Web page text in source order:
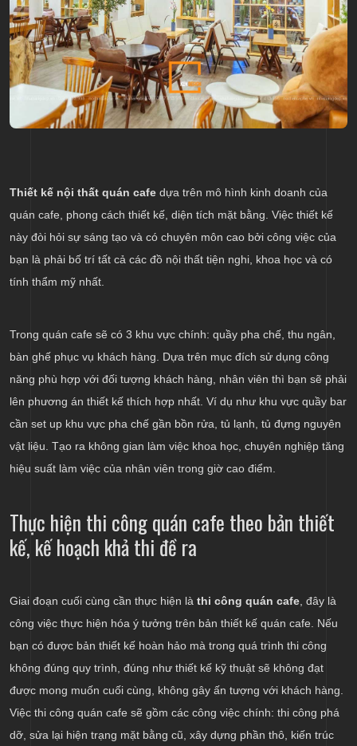
Thiết kế nội thất quán cafe dựa trên mô hình kinh doanh của
quán cafe, phong cách thiết kế, diện tích mặt bằng. Việc thiết kế
này đòi hỏi sự sáng tạo và có chuyên môn cao bởi công việc của
bạn là phải bố trí tất cả các đồ nội thất tiện nghi, khoa học và có
tính thẩm mỹ nhất.
Trong quán cafe sẽ có 3 khu vực chính: quầy pha chế, thu ngân,
bàn ghế phục vụ khách hàng. Dựa trên mục đích sử dụng công
năng phù hợp với đối tượng khách hàng, nhân viên thì bạn sẽ phải
lên phương án thiết kế thích hợp nhất. Ví dụ như khu vực quầy bar
cần set up khu vực pha chế gần bồn rửa, tủ lạnh, tủ đựng nguyên
vật liệu. Tạo ra không gian làm việc khoa học, chuyên nghiệp tăng
hiệu suất làm việc của nhân viên trong giờ cao điểm.
Thực hiện thi công quán cafe theo bản thiết
kế, kế hoạch khả thi đề ra
Giai đoạn cuối cùng cần thực hiện là thi công quán cafe , đây là
công việc thực hiện hóa ý tưởng trên bản thiết kế quán cafe. Nếu
bạn có được bản thiết kế hoàn hảo mà trong quá trình thi công
không đúng quy trình, đúng như thiết kế kỹ thuật sẽ không đạt
được mong muốn cuối cùng, không gây ấn tượng với khách hàng.
Việc thi công quán cafe sẽ gồm các công việc chính: thi công phá
dỡ, sửa lại hiện trạng mặt bằng cũ, xây dựng phần thô, kiến trúc